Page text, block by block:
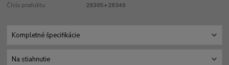
Číslo produktu: 29305+29340
Kompletné špecifikácie
Na stiahnutie